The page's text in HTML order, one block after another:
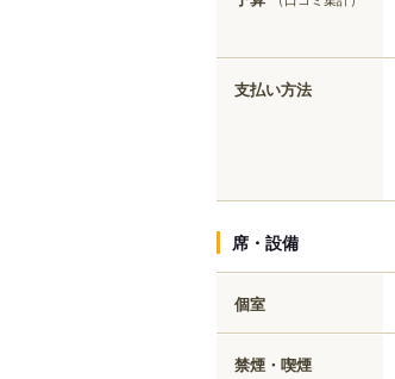
支払い方法
席・設備
個室
禁煙・喫煙